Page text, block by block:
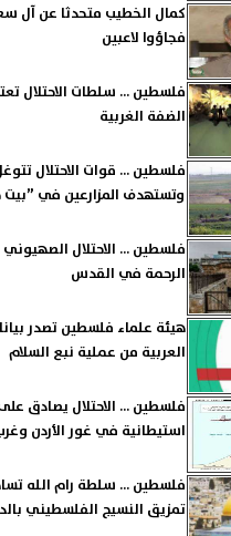
كمال الخطيب متحدثا عن آل
فجاؤوا لاعبين
الضفة الغربية
فلسطين ... قوات الاحتلال
وتستهدف المزارعين في ”بيت
فلسطين ... الاحتلال
الرحمة في القدس
هيئة علماء فلسطين تصدر
العربية من عملية نبع السلام
استيطانية في غور الأردن
فلسطين ... سلطة رام الله
تمزيق النسيج الفلسطيني